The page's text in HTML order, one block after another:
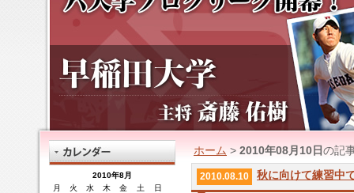
ホーム > 2010年08月10日 の記
2010.08.10 秋に向けて練習中
2010年8月
月
火 水 木 金 土
日